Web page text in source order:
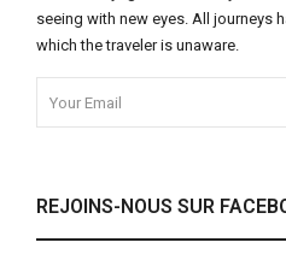
seeing with new eyes. All journeys
which the traveler is unaware.
REJOINS-NOUS SUR